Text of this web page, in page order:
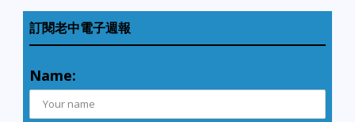
訂閱老中電子週報
Name: